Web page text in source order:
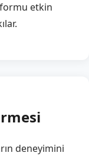
etkin
deneyimini